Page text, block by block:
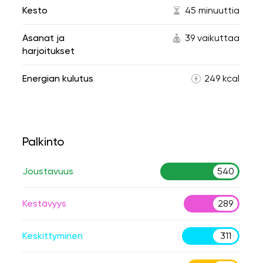
Kesto 45 minuuttia
Asanat ja
harjoitukset
39 vaikuttaa
Energian kulutus 249 kcal
Palkinto
Joustavuus 540
Kestävyys 289
Keskittyminen 311